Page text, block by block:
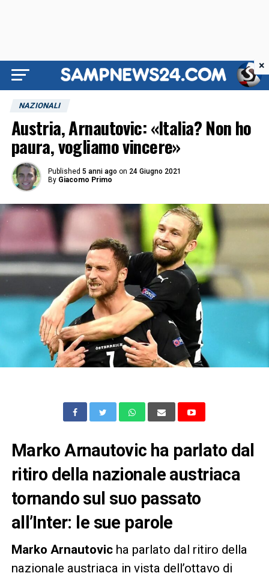
NAZIONALI
Austria, Arnautovic: «Italia? Non ho
paura, vogliamo vincere»
Published 5 anni ago on 24 Giugno 2021
By Giacomo Primo
Marko Arnautovic ha parlato dal
ritiro della nazionale austriaca
tornando sul suo passato
all’Inter: le sue parole
Marko Arnautovicha parlato dal ritiro della
nazionale austriaca in vista dell’ottavo di
×